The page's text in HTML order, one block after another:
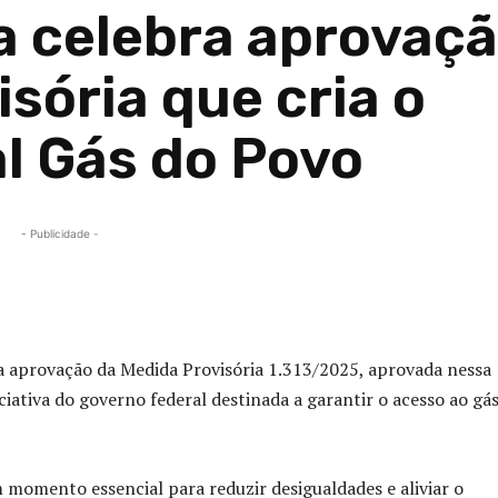
celebra
que cria o
Gás do Povo
- Publicidade -
da Medida Provisória 1.313/2025, aprovada nessa
do governo federal destinada a garantir o acesso ao
essencial para reduzir desigualdades e aliviar o